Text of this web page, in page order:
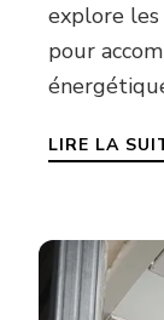
explore
pour
LIRE LA